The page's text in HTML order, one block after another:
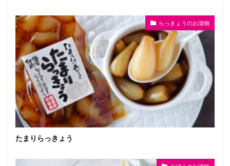
らっきょうのお漬物
たまりらっきょう